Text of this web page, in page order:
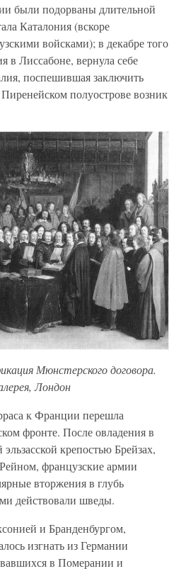
были подорваны длительной
Каталония (вскоре
войсками); в декабре того
в Лиссабоне, вернула себе
поспешившая заключить
полуострове возник
Мюнстерского договора.
Лондон
к Франции перешла
фронте. После овладения в
крепостью Брейзах,
французские армии
вторжения в глубь
действовали шведы.
и Бранденбургом,
изгнать из Германии
в Померании и